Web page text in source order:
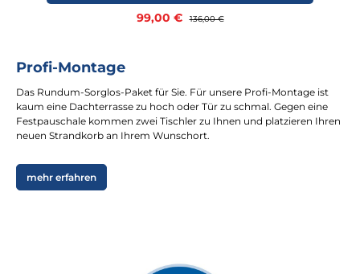
Verkaufspreis:
99,00 € Regulärer Preis:
136,00 €
Profi-Montage
Das Rundum-Sorglos-Paket für Sie. Für unsere Profi-Montage ist
kaum eine Dachterrasse zu hoch oder Tür zu schmal. Gegen eine
Festpauschale kommen zwei Tischler zu Ihnen und platzieren Ihren
neuen Strandkorb an Ihrem Wunschort.
mehr erfahren